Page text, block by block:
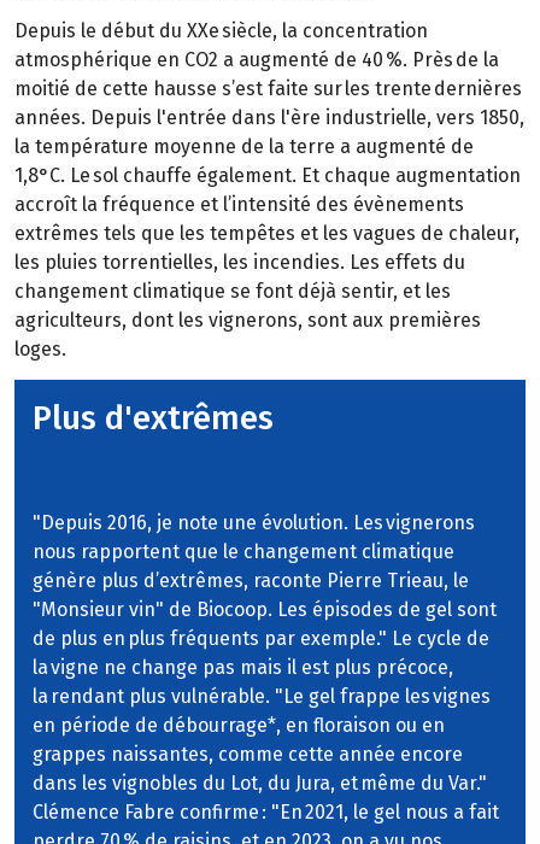
Depuis le début du XXe siècle, la concentration
atmosphérique en CO2 a augmenté de 40 %. Près de la
moitié de cette hausse s’est faite sur les trente dernières
années. Depuis l'entrée dans l'ère industrielle, vers 1850,
la température moyenne de la terre a augmenté de
1,8°C. Le sol chauffe également. Et chaque augmentation
accroît la fréquence et l’intensité des évènements
extrêmes tels que les tempêtes et les vagues de chaleur,
les pluies torrentielles, les incendies. Les effets du
changement climatique se font déjà sentir, et les
agriculteurs, dont les vignerons, sont aux premières
loges.
Plus d'extrêmes
"Depuis 2016, je note une évolution. Les vignerons
nous rapportent que le changement climatique
génère plus d’extrêmes, raconte Pierre Trieau, le
"Monsieur vin" de Biocoop. Les épisodes de gel sont
de plus en plus fréquents par exemple." Le cycle de
la vigne ne change pas mais il est plus précoce,
la rendant plus vulnérable. "Le gel frappe les vignes
en période de débourrage*, en floraison ou en
grappes naissantes, comme cette année encore
dans les vignobles du Lot, du Jura, et même du Var."
Clémence Fabre confirme : "En 2021, le gel nous a fait